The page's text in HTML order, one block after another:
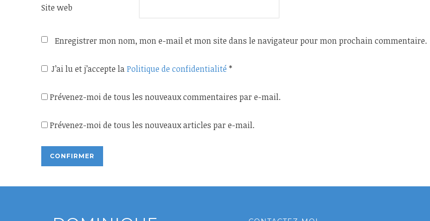
Site web
Enregistrer mon nom, mon e-mail et mon site dans le navigateur pour mon prochain commentaire.
J’ai lu et j’accepte laPolitique de confidentialité *
Prévenez-moi de tous les nouveaux commentaires par e-mail.
Prévenez-moi de tous les nouveaux articles par e-mail.